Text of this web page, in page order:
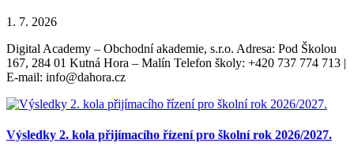
1. 7. 2026
Digital Academy – Obchodní akademie, s.r.o. Adresa: Pod Školou
167, 284 01 Kutná Hora – Malín Telefon školy: +420 737 774 713 |
E-mail: info@dahora.cz
Výsledky 2. kola přijímacího řízení pro školní rok 2026/2027.